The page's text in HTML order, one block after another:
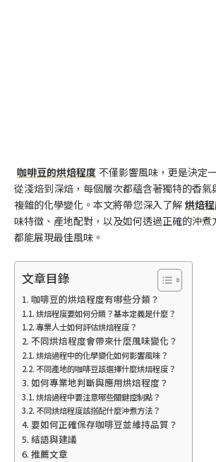
咖啡豆的烘焙程度 不僅影響風味，更是決定
從淺焙到深焙，每個層次都蘊含著獨特的香
複雜的化學變化。本文將帶您深入了解 烘焙
味特徵、產地配對，以及如何透過正確的沖
都能展現最佳風味。
文章目錄
咖啡豆的烘焙程度有哪些分類？
烘焙程度要如何分類？基本定義是什麼？
專業人士如何評估烘焙程度？
不同烘焙程度會帶來什麼風味變化？
烘焙過程中的化學變化如何影響風味？
不同產地的咖啡豆該選擇什麼烘焙程度？
如何專業地判斷與應用烘焙程度？
烘焙過程中要注意哪些關鍵控制點？
不同烘焙程度該搭配什麼沖煮方法？
要如何正確保存咖啡豆並維持品質？
結語與建議
推薦文章